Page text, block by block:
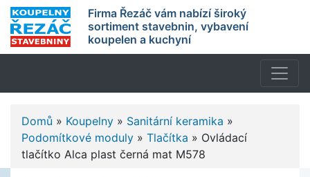
Firma Řezáč vám nabízí široký
sortiment stavebnin, vybavení
koupelen a kuchyní
Domů » Koupelny » Sanitární keramika »
Podomítkové moduly » Tlačítka » Ovládací
tlačítko Alca plast černá mat M578